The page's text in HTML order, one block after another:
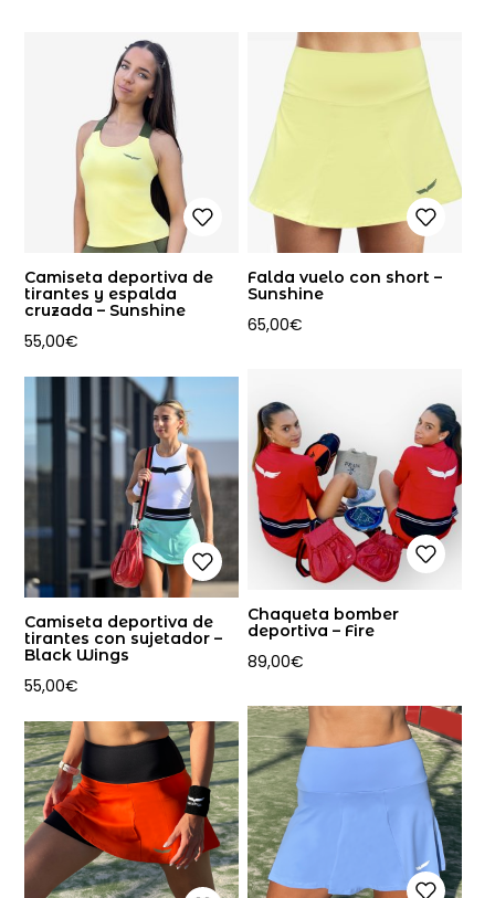
Camiseta deportiva de
tirantes y espalda
cruzada – Sunshine
55,00€
Falda vuelo con short –
Sunshine
65,00€
Chaqueta bomber
deportiva – Fire
89,00€
Camiseta deportiva de
tirantes con sujetador –
Black Wings
55,00€